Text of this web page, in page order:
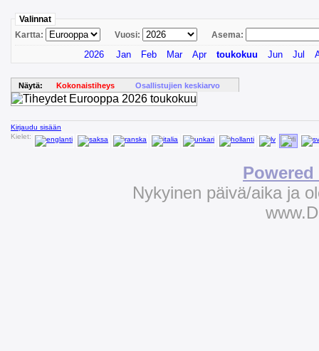
Valinnat
Kartta:
Vuosi: Asema:
2026 Jan Feb Mar Apr toukokuu Jun Jul
Näytä: Kokonaistiheys Osallistujien keskiarvo
Kirjaudu sisään
Kielet:
Nykyinen päivä/aika ja